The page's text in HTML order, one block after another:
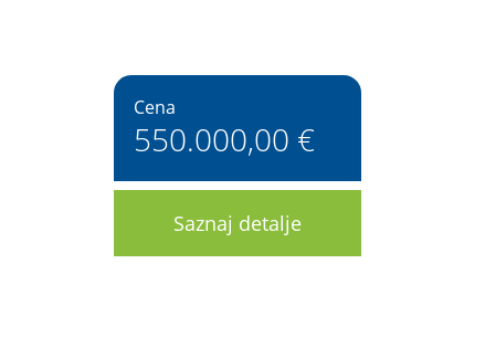
Cena
550.000,00 €
Saznaj detalje